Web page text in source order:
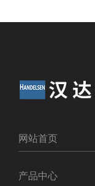
网站首页
产品中心